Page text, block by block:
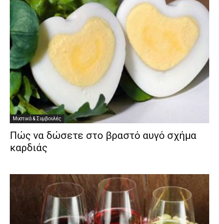
Μυστικά & Συμβουλές
Πώς να δώσετε στο βραστό αυγό σχήμα
καρδιάς